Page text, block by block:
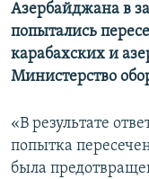
Азербайджана в
попытались
карабахских и
Министерство
«В результате
попытка
была